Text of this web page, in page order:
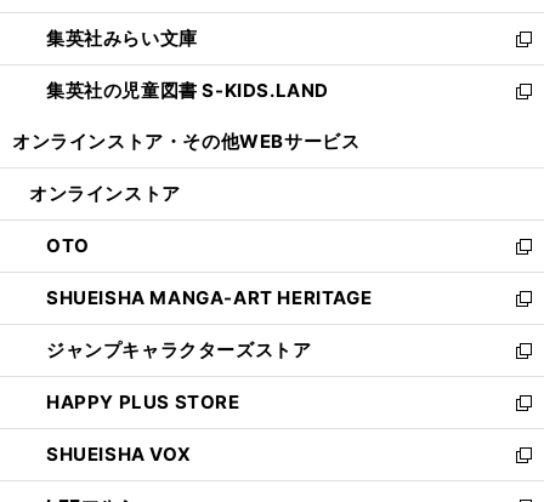
開
く
ウ
で
開
く
ン
ド
ウ
で
ウ
ィ
ン
ド
開
集英社みらい文庫
新
し
い
ン
ウ
で
開
く
集英社の児童図書 S-KIDS.LAND
新
ウ
ン
ド
ウ
で
開
く
オンラインストア・ その他WEBサービス
オンラインストア
OTO
新
し
い
ウ
ィ
ン
ド
ウ
で
開
SHUEISHA MANGA-ART HERITAGE
新
し
い
ウ
ィ
ン
ド
ウ
ジャンプキャラクターズストア
新
し
い
ウ
ィ
ン
HAPPY PLUS STORE
新
し
い
ウ
SHUEISHA VOX
新
し